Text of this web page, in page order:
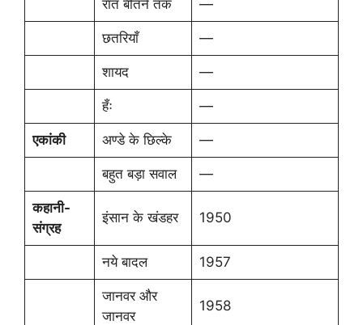
रात बीतने तक —
छतरियाँ —
शायद —
हँः —
एकांकी अण्डे के छिल्के —
बहुत बड़ा सवाल —
कहानी-
संग्रह
इंसान के खंडहर 1950
नये बादल 1957
जानवर और
जानवर
1958